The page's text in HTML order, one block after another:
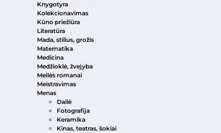
Knygotyra
Kolekcionavimas
Kūno priežiūra
Literatūra
Mada, stilius, grožis
Matematika
Medicina
Medžioklė, žvejyba
Meilės romanai
Meistravimas
Menas
Dailė
Fotografija
Keramika
Kinas, teatras, šokiai